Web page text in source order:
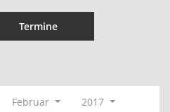
Termine
Februar
2017